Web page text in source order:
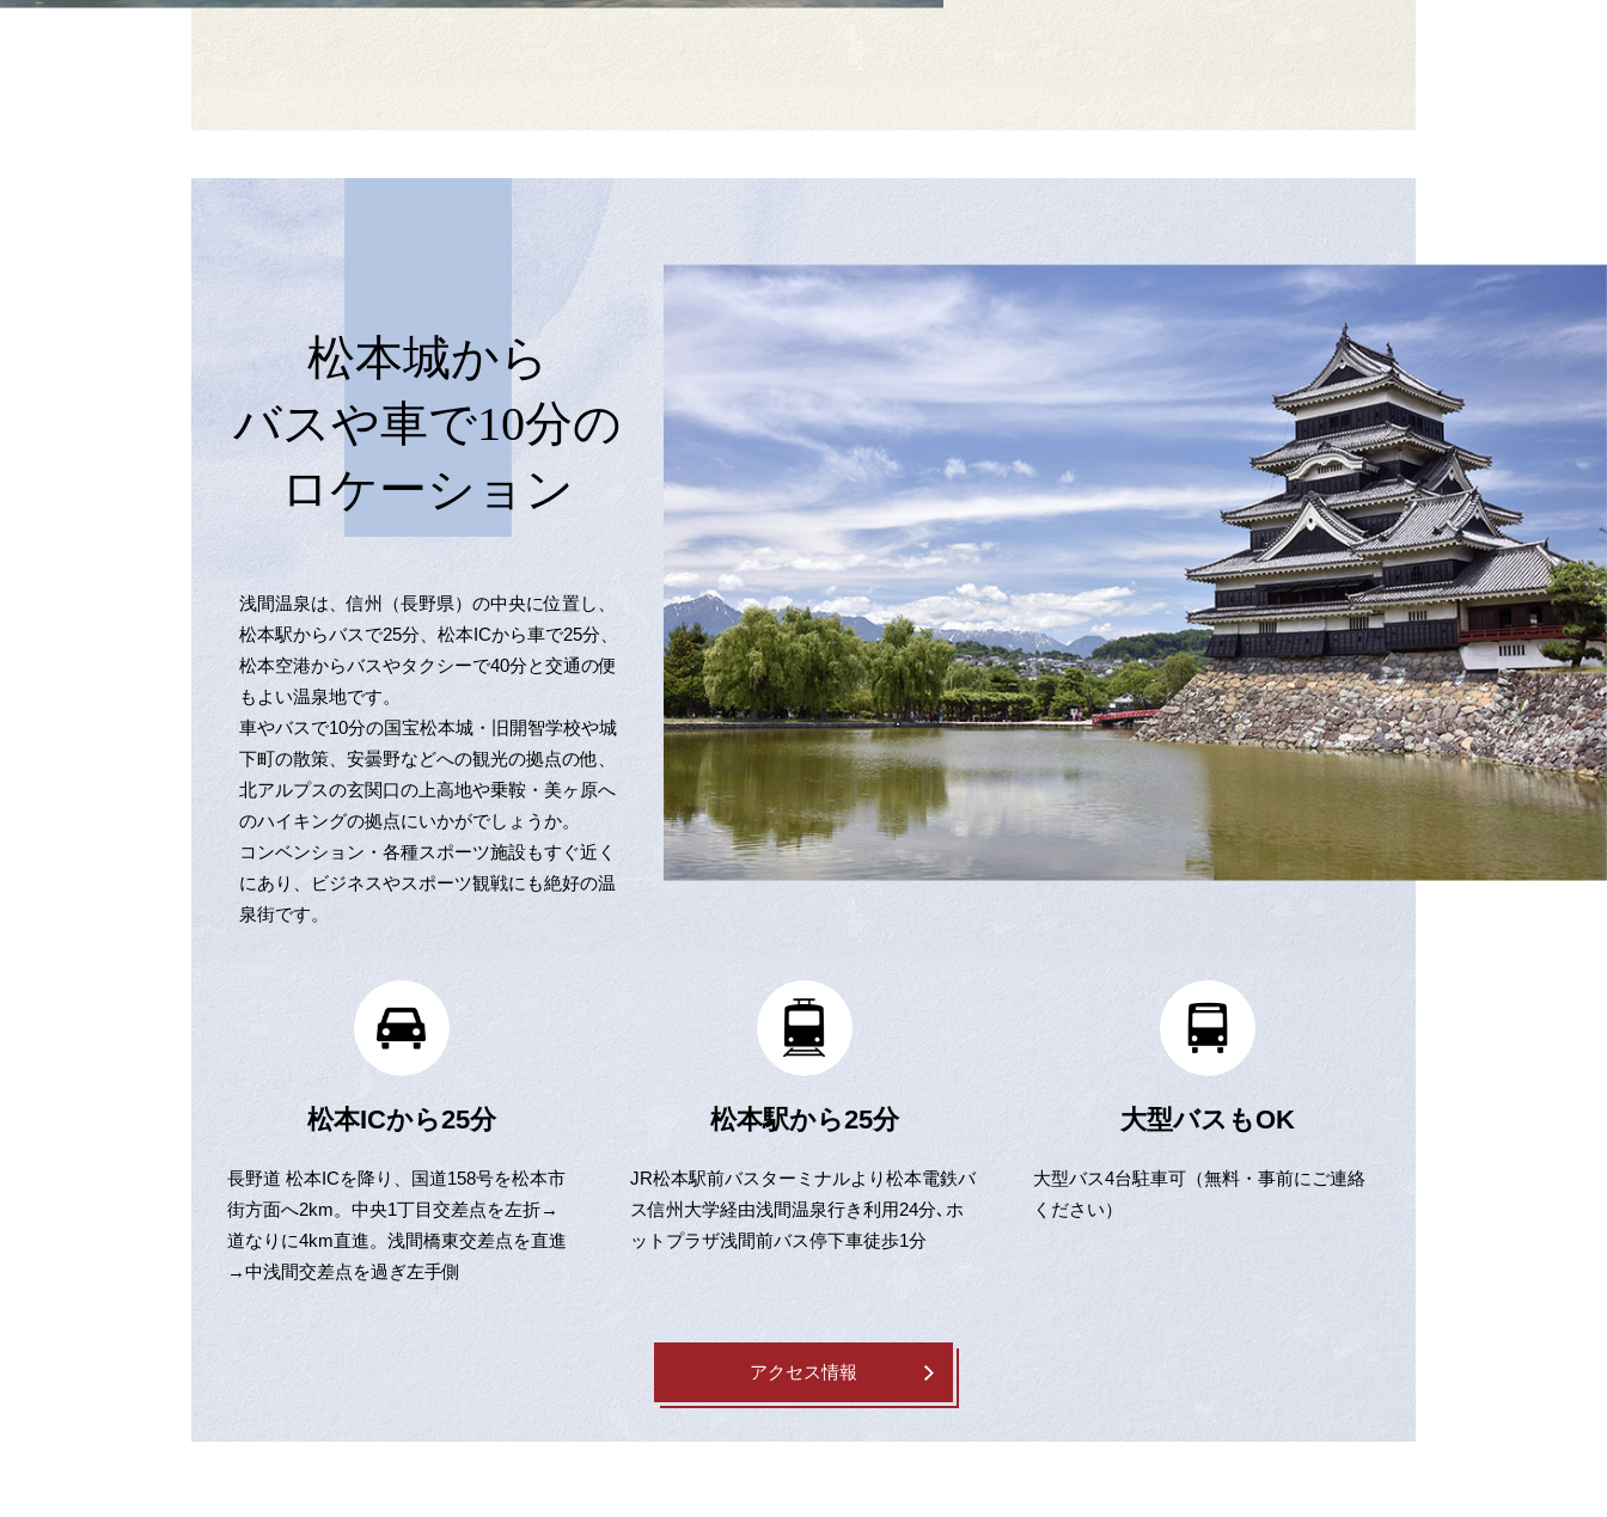
松本城から
バスや車で10分の
ロケーション
浅間温泉は、信州（長野県）の中央に位置し、
松本駅からバスで25分、松本ICから車で25分、
松本空港からバスやタクシーで40分と交通の便
もよい温泉地です。
車やバスで10分の国宝松本城・旧開智学校や城
下町の散策、安曇野などへの観光の拠点の他、
北アルプスの玄関口の上高地や乗鞍・美ヶ原へ
のハイキングの拠点にいかがでしょうか。
コンベンション・各種スポーツ施設もすぐ近く
にあり、ビジネスやスポーツ観戦にも絶好の温
泉街です。
松本ICから25分
長野道 松本ICを降り、国道158号を松本市
街方面へ2km。中央1丁目交差点を左折→
道なりに4km直進。浅間橋東交差点を直進
→中浅間交差点を過ぎ左手側
松本駅から25分
JR松本駅前バスターミナルより松本電鉄バ
ス信州大学経由浅間温泉行き利用24分､ホ
ットプラザ浅間前バス停下車徒歩1分
大型バスもOK
大型バス4台駐車可（無料・事前にご連絡
ください）
アクセス情報